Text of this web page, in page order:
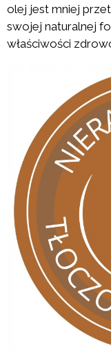
olej jest mniej
swojej naturalnej
właściwości